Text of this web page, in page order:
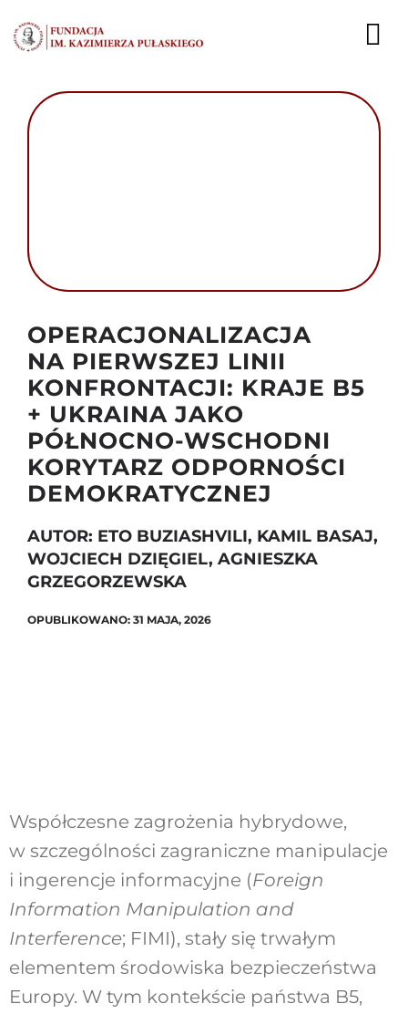
do
zawartości
FUNDACJA
KARIERA
KONTAKT
Szukaj
OPERACJONALIZACJA
NA PIERWSZEJ LINII
KONFRONTACJI: KRAJE B5
+ UKRAINA JAKO
PÓŁNOCNO-WSCHODNI
KORYTARZ ODPORNOŚCI
DEMOKRATYCZNEJ
AUTOR: ETO BUZIASHVILI, KAMIL BASAJ,
WOJCIECH DZIĘGIEL, AGNIESZKA
GRZEGORZEWSKA
OPUBLIKOWANO: 31 MAJA, 2026
Współczesne zagrożenia hybrydowe,
w szczególności zagraniczne manipulacje
i ingerencje informacyjne (Foreign
Information Manipulation and
Interference; FIMI), stały się trwałym
elementem środowiska bezpieczeństwa
Europy. W tym kontekście państwa B5,